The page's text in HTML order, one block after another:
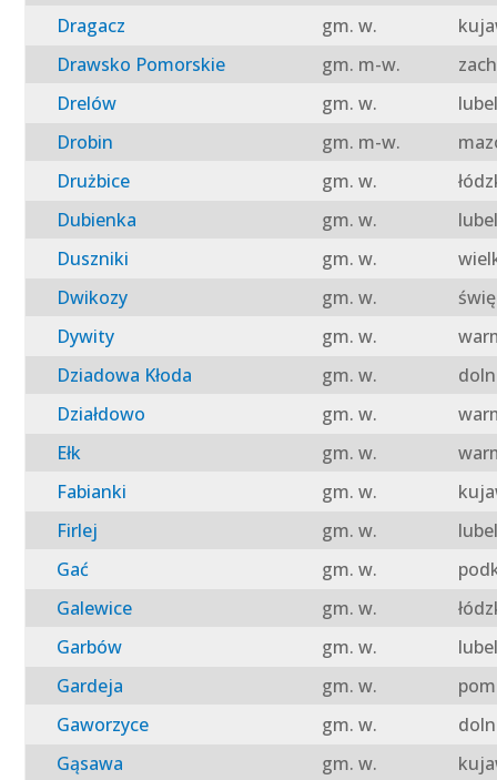
Dragacz
gm. w.
Drawsko Pomorskie
gm. m-w.
Drelów
gm. w.
Drobin
gm. m-w.
Drużbice
gm. w.
Dubienka
gm. w.
Duszniki
gm. w.
Dwikozy
gm. w.
Dywity
gm. w.
Dziadowa Kłoda
gm. w.
Działdowo
gm. w.
Ełk
gm. w.
Fabianki
gm. w.
Firlej
gm. w.
Gać
gm. w.
Galewice
gm. w.
Garbów
gm. w.
Gardeja
gm. w.
Gaworzyce
gm. w.
Gąsawa
gm. w.